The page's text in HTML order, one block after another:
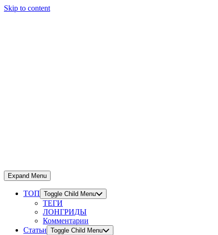
Skip to content
Expand Menu
ТОП Toggle Child Menu
ТЕГИ
ЛОНГРИДЫ
Комментарии
Статьи Toggle Child Menu